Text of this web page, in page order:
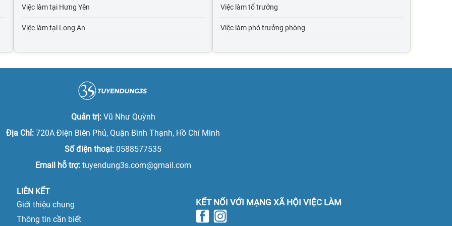
Việc làm tại Hưng Yên
Việc làm tại Long An
Việc làm tại Hải Phòng
Việc làm tại Bắc Giang
Việc làm tại Cao Bằng
Việc làm tại Điện Biên
Việc làm tại Hà Giang
Việc làm tại Hà Nam
Việc làm tổ trưởng
Việc làm phó trưởng phòng
Việc làm phó giám đốc
Quản trị: Vũ Như Quỳnh
Địa Chỉ: 720A Điện Biên Phủ, Quận Bình Thạnh, Hồ Chí Minh
Số điện thoại: 0588577535
Email hỗ trợ: tuyendung3s.com@gmail.com
LIÊN KẾT
Giới thiệu chung
Thông tin cần biết
KẾT NỐI VỚI MẠNG XÃ HỘI VIỆC LÀM